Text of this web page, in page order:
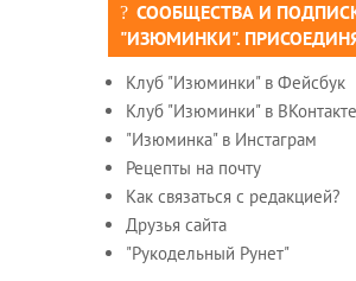
СООБЩЕСТВА И
"ИЗЮМИНКИ".
Клуб "Изюминки" в Фейсбук
Клуб "Изюминки" в ВКонтакте
"Изюминка" в Инстаграм
Рецепты на почту
Как связаться с редакцией?
Друзья сайта
"Рукодельный Рунет"